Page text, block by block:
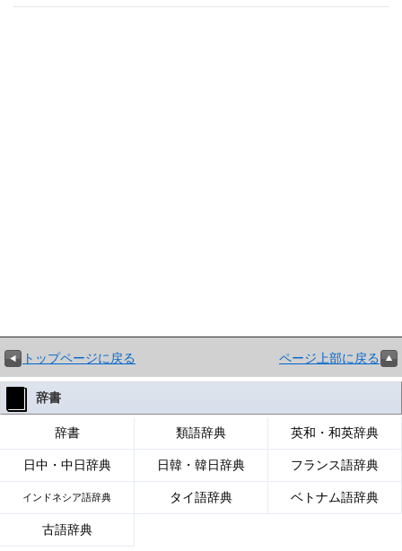
トップページに戻る ページ上部に戻る
辞書
辞書 類語辞典 英和・和英辞典
日中・中日辞典 日韓・韓日辞典 フランス語辞典
インドネシア語辞典 タイ語辞典 ベトナム語辞典
古語辞典